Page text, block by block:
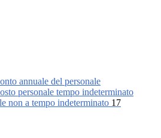
annuale del personale
personale tempo indeterminato
non a tempo indeterminato 17